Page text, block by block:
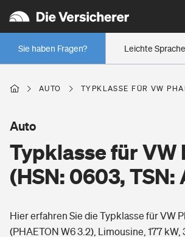
Leichte Sprache
Sie haben Fragen?
Wer versichert was: Jetzt Versicherer finden
Regionalklassen: So ist Ihre Region
Wer versichert was: Jetzt Versicherer finden
Berufsunfähigkeitsversicherung
Erwerbsunfähigkeitsversicherung
Grundfähigkeitsversicherung
Wohnen
Freizeit
AUTO TYPKLASSE FÜR VW
Typklasse für VW
(HSN: 0603, TSN:
Auto
Hier erfahren Sie die Typklasse für VW
(PHAETON W6 3.2), Limousine, 177 kW,